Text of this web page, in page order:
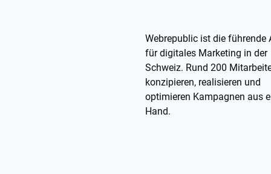
Webrepublic ist die führende
für digitales Marketing in der
Schweiz. Rund 200
konzipieren, realisieren und
optimieren Kampagnen aus
Hand.